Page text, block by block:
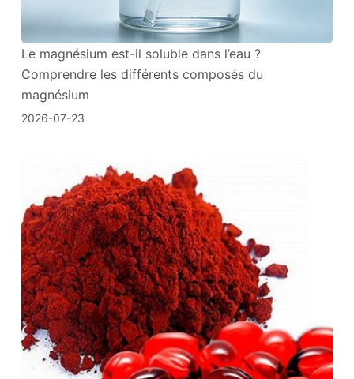
Le magnésium est-il soluble dans l’eau ?
Comprendre les différents composés du
magnésium
2026-07-23